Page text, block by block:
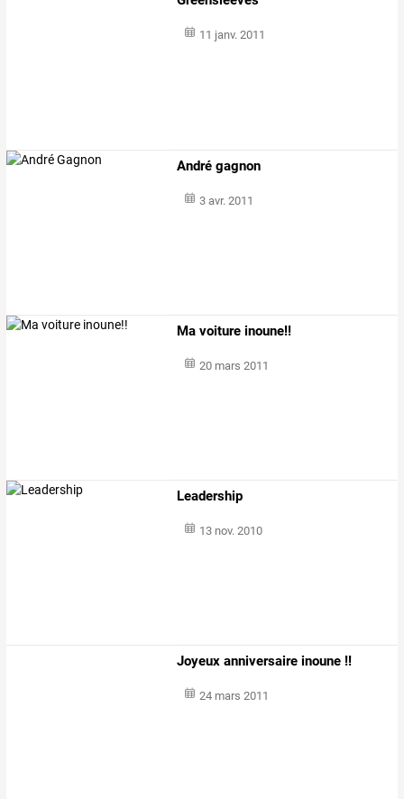
11 janv. 2011
André gagnon
3 avr. 2011
Ma voiture inoune!!
20 mars 2011
Leadership
13 nov. 2010
Joyeux anniversaire inoune !!
24 mars 2011